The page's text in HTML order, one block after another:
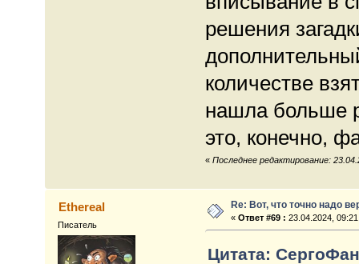
решения
количестве
нашла больше
это, конечно,
« Последнее редактирование:
Ethereal
Писатель
Re: Вот, что точно надо
«Ответ #69 : 23.04.2024,
Цитата: